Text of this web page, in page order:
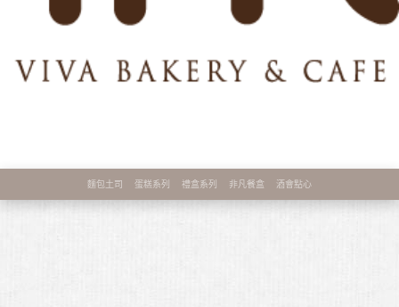
麵包土司 蛋糕系列 禮盒系列 非凡餐盒 酒會點心